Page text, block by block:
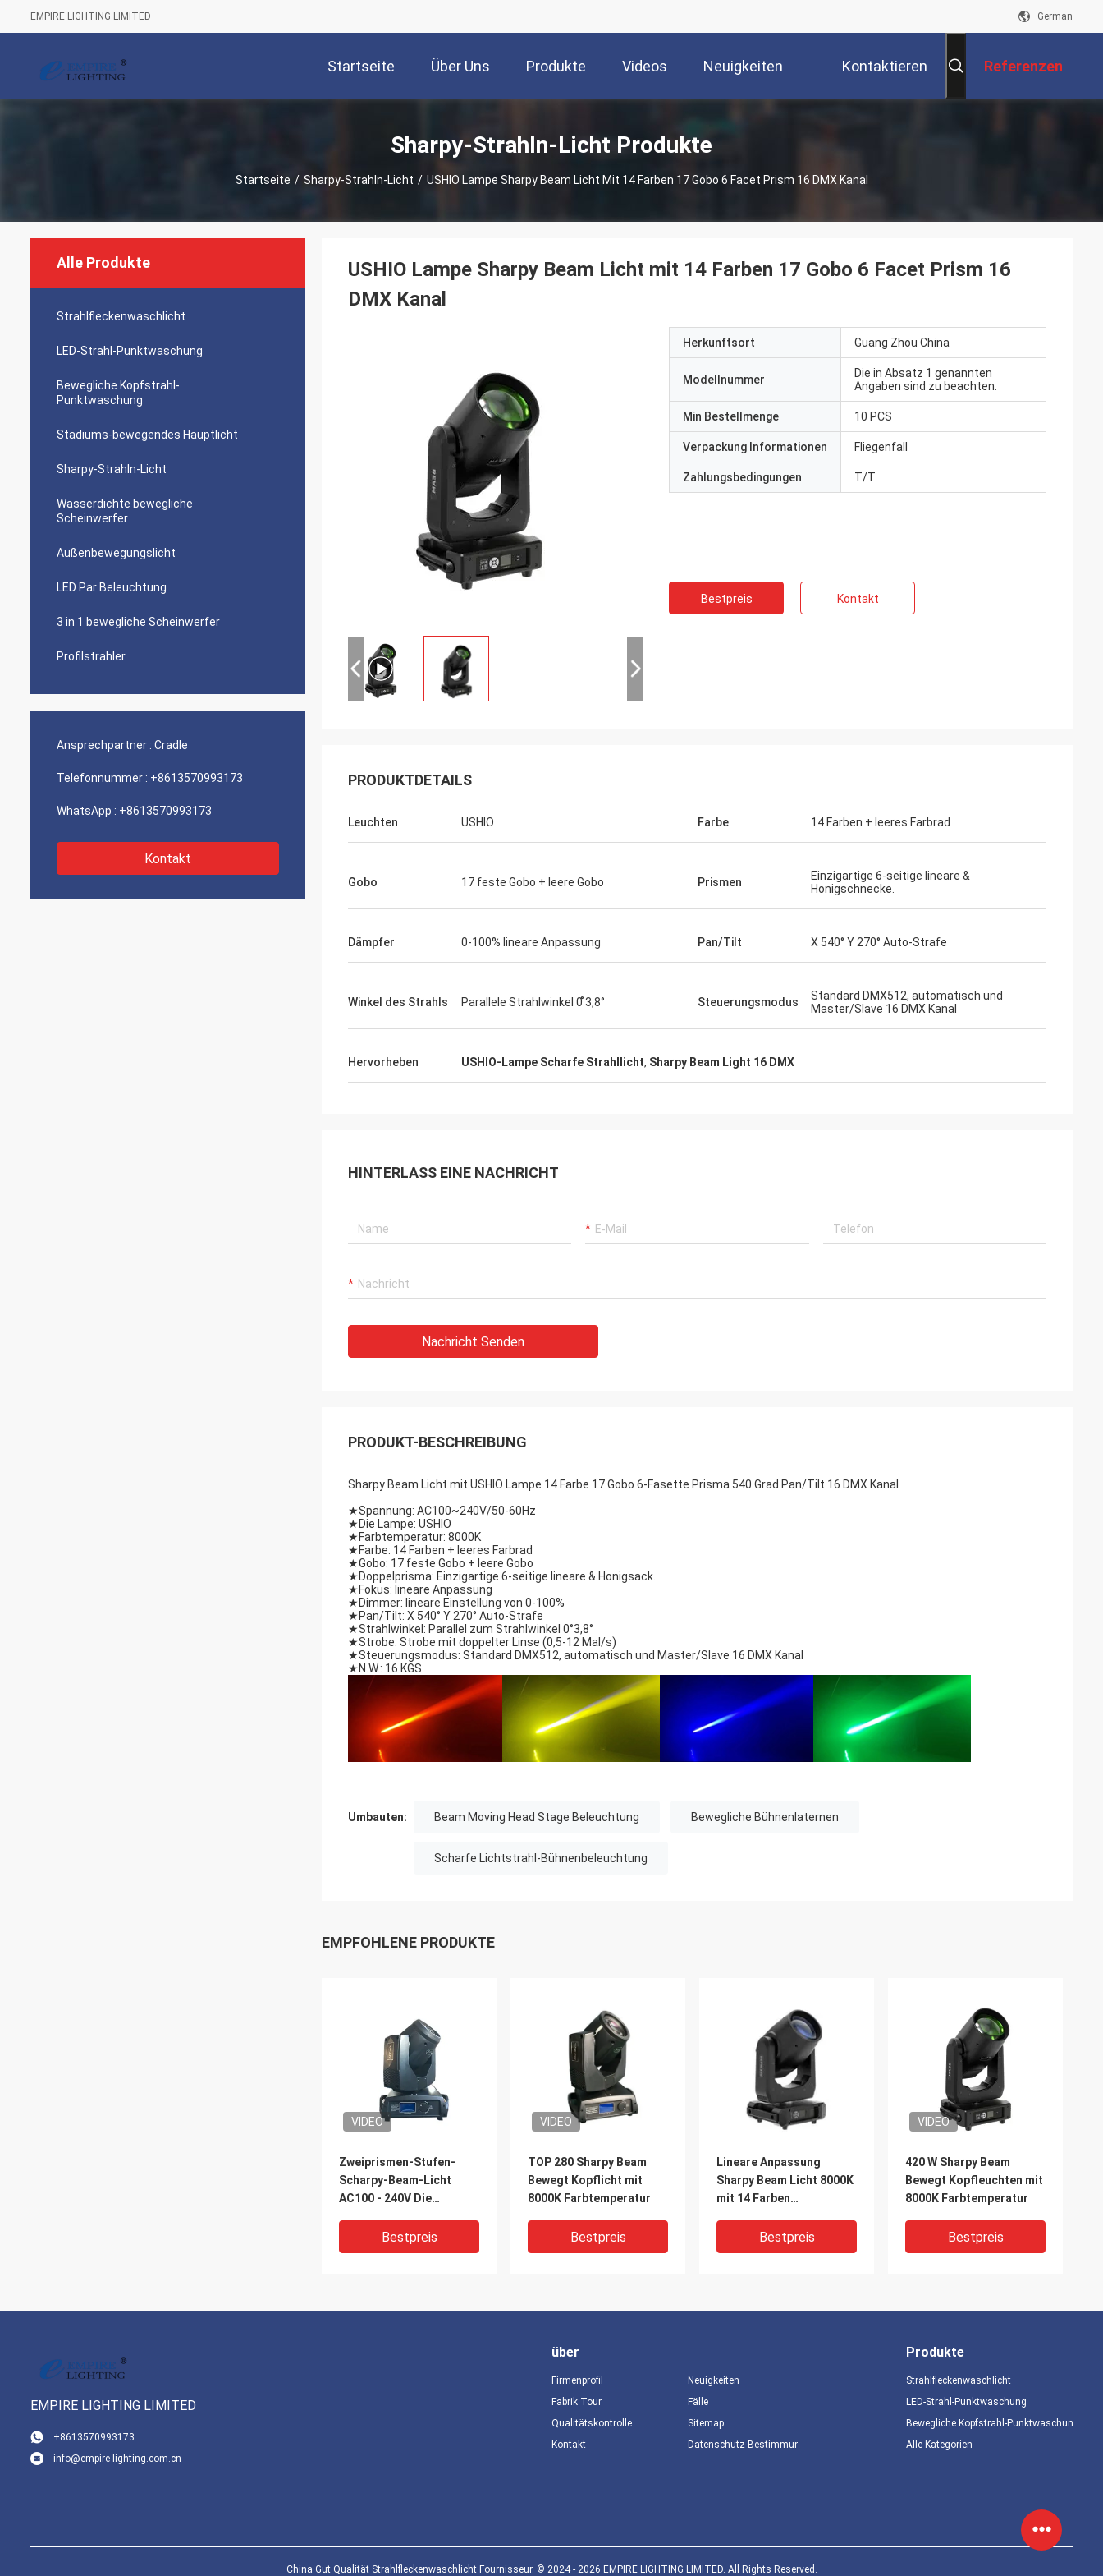
EMPIRE LIGHTING LIMITED German
Startseite Über Uns Produkte Videos Neuigkeiten Kontaktieren Referenzen
Sharpy-Strahln-Licht Produkte
Startseite / Sharpy-Strahln-Licht / USHIO Lampe Sharpy Beam Licht Mit 14 Farben 17 Gobo 6 Facet Prism 16 DMX Kanal
Alle Produkte
Strahlfleckenwaschlicht
LED-Strahl-Punktwaschung
Bewegliche Kopfstrahl-
Punktwaschung
Stadiums-bewegendes Hauptlicht
Sharpy-Strahln-Licht
Wasserdichte bewegliche
Scheinwerfer
Außenbewegungslicht
LED Par Beleuchtung
3 in 1 bewegliche Scheinwerfer
Profilstrahler
Ansprechpartner : Cradle
Telefonnummer : +8613570993173
WhatsApp : +8613570993173
Kontakt
USHIO Lampe Sharpy Beam Licht mit 14 Farben 17 Gobo 6 Facet Prism 16
DMX Kanal
Herkunftsort Guang Zhou China
Modellnummer
Die in Absatz 1 genannten
Angaben sind zu beachten.
Min Bestellmenge 10 PCS
Verpackung Informationen Fliegenfall
Zahlungsbedingungen T/T
Bestpreis Kontakt
PRODUKTDETAILS
Leuchten USHIO Farbe 14 Farben + leeres Farbrad
Gobo 17 feste Gobo + leere Gobo Prismen
Einzigartige 6-seitige lineare &
Honigschnecke.
Dämpfer 0-100% lineare Anpassung Pan/Tilt X 540° Y 270° Auto-Strafe
Winkel des Strahls Parallele Strahlwinkel 0 ̊3,8° Steuerungsmodus
Standard DMX512, automatisch und
Master/Slave 16 DMX Kanal
Hervorheben USHIO-Lampe Scharfe Strahllicht, Sharpy Beam Light 16 DMX
HINTERLASS EINE NACHRICHT
Nachricht Senden
PRODUKT-BESCHREIBUNG
Sharpy Beam Licht mit USHIO Lampe 14 Farbe 17 Gobo 6-Fasette Prisma 540 Grad Pan/Tilt 16 DMX Kanal
★Spannung: AC100~240V/50-60Hz
★ Die Lampe: USHIO
★ Farbtemperatur: 8000K
★ Farbe: 14 Farben + leeres Farbrad
★Gobo: 17 feste Gobo + leere Gobo
★ Doppelprisma: Einzigartige 6-seitige lineare & Honigsack.
★ Fokus: lineare Anpassung
★ Dimmer: lineare Einstellung von 0-100%
★ Pan/Tilt: X 540° Y 270° Auto-Strafe
★Strahlwinkel: Parallel zum Strahlwinkel 0°3,8°
★Strobe: Strobe mit doppelter Linse (0,5-12 Mal/s)
★Steuerungsmodus: Standard DMX512, automatisch und Master/Slave 16 DMX Kanal
★ N.W.: 16 KGS
Umbauten: Beam Moving Head Stage Beleuchtung Bewegliche Bühnenlaternen
Scharfe Lichtstrahl-Bühnenbeleuchtung
EMPFOHLENE PRODUKTE
VIDEO
Zweiprismen-Stufen-
Scharpy-Beam-Licht
AC100 - 240V Die
Beleuchtungslösung
Bestpreis
VIDEO
TOP 280 Sharpy Beam
Bewegt Kopflicht mit
8000K Farbtemperatur
Bestpreis
Lineare Anpassung
Sharpy Beam Licht 8000K
mit 14 Farben
Bestpreis
VIDEO
420 W Sharpy Beam
Bewegt Kopfleuchten mit
8000K Farbtemperatur
Bestpreis
Bestpreis
VIDEO
Bestpreis Bestpreis
einem Strahlwinkel von 0
Bestpreis
EMPIRE LIGHTING LIMITED
+8613570993173
info@empire-lighting.com.cn
über
Firmenprofil
Fabrik Tour
Qualitätskontrolle
Kontakt
Neuigkeiten
Fälle
Sitemap
Datenschutz-Bestimmungen
Produkte
Strahlfleckenwaschlicht
LED-Strahl-Punktwaschung
Bewegliche Kopfstrahl-Punktwaschung
Alle Kategorien
China Gut Qualität Strahlfleckenwaschlicht Fournisseur. © 2024 - 2026 EMPIRE LIGHTING LIMITED. All Rights Reserved.